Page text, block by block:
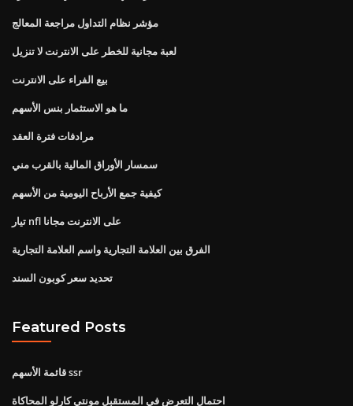
مؤشر نظام التداول مراجعة المعالج
لعبة مجانية للخطر على الانترنت لا تنزيل
بيع الفراء على الانترنت
ما هو الاستثمار بنس الأسهم
مرادفات فترة العقد
سمسار الأوراق المالية بالقرب مني
كيفية جمع الأرباح اليومية من الأسهم
تيار nfl على الانترنت مجانا
الفرق بين العلامة التجارية واسم العلامة التجارية
تحديد سعر كوبون السند
Featured Posts
قائمة الأسهم ssr
احتمال التعرض في المستقبل مونتي كارلو المحاكاة